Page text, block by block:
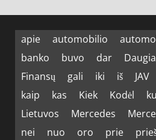
apie automobilio
banko
buvo dar
Finansų
gali iki iš JAV
kaip
kas Kiek Kodėl
Lietuvos
Mercedes
nei
nuo oro prie